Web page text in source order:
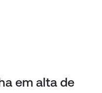
em alta de